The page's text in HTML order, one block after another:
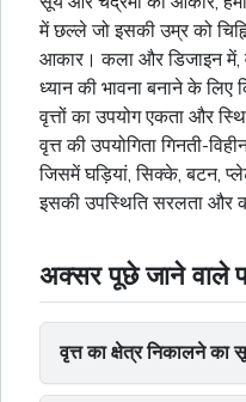
मेंछल्लेजो इसकी उम्र को
आकार। कला और डिजाइन में,
ध्यान की भावना बनाने के
वृत्तों का उपयोग एकता और
वृत्त की उपयोगिता गिनती-
जिसमें घड़ियां, सिक्के, बटन,
इसकी उपस्थिति सरलता और
अक्सर पूछे जाने वाले
वृत्त का क्षेत्र निकालने का